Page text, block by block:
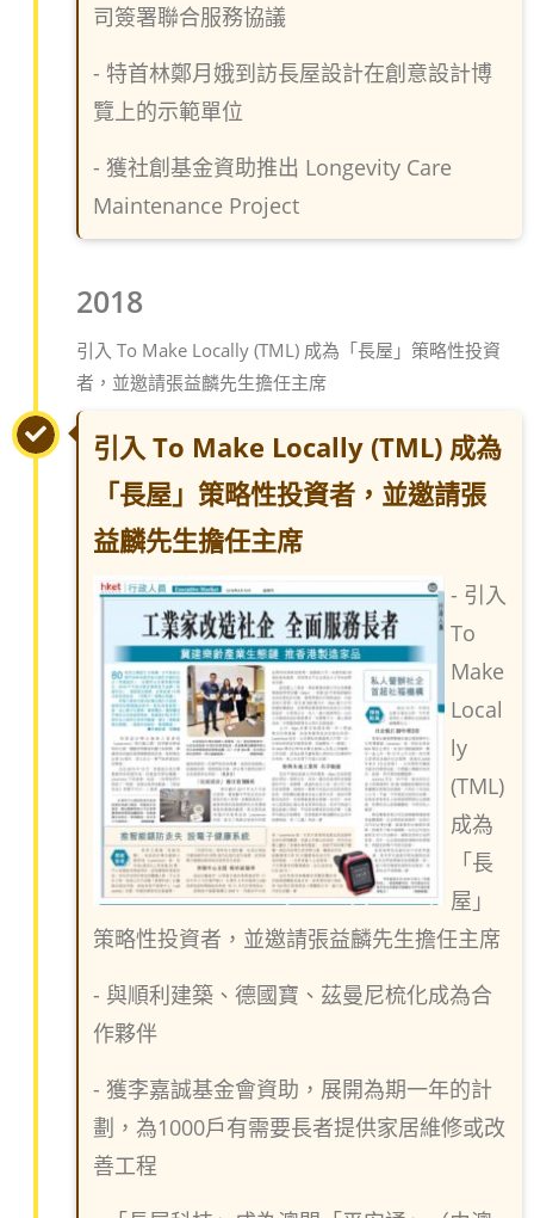
司簽署聯合服務協議
- 特首林鄭月娥到訪長屋設計在創意設計博
覽上的示範單位
- 獲社創基金資助推出 Longevity Care
Maintenance Project
2018
引入 To Make Locally (TML) 成為「長屋」策略性投資
者，並邀請張益麟先生擔任主席
引入 To Make Locally (TML) 成為
「長屋」策略性投資者，並邀請張
益麟先生擔任主席
- 引入
To
Make
Local
ly
(TML)
成為
「長
屋」
策略性投資者，並邀請張益麟先生擔任主席
- 與順利建築、德國寶、茲曼尼梳化成為合
作夥伴
- 獲李嘉誠基金會資助，展開為期一年的計
劃，為1000戶有需要長者提供家居維修或改
善工程